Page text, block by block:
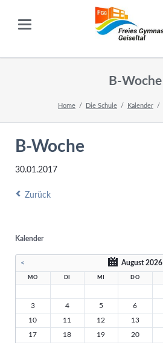
B-Woche
Home Die Schule Kalender
B-Woche
30.01.2017
Zurück
Kalender
< August 2026
MO DI MI DO
3
4 5 6
10
11 12 13
17
18 19 20